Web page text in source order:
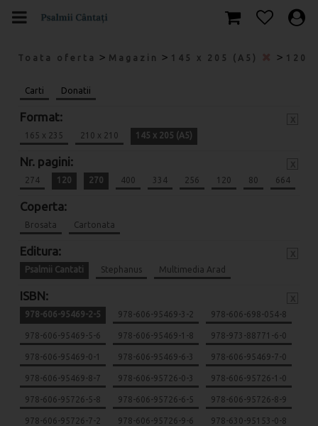
Toata oferta > Magazin > 145 x 205 (A5) > 120
Carti Donatii
Format:
165 x 235 210 x 210 145 x 205 (A5)
Nr. pagini:
274 120 270 400 334 256 120 80 664
Coperta:
Brosata Cartonata
Editura:
Psalmii Cantati Stephanus Multimedia Arad
ISBN:
978-606-95469-2-5 978-606-95469-3-2 978-606-698-054-8
978-606-95469-5-6 978-606-95469-1-8 978-973-88771-6-0
978-606-95469-0-1 978-606-95469-6-3 978-606-95469-7-0
978-606-95469-8-7 978-606-95726-0-3 978-606-95726-1-0
978-606-95726-5-8 978-606-95726-6-5 978-606-95726-8-9
978-606-95726-7-2 978-606-95726-9-6 978-630-95153-0-8